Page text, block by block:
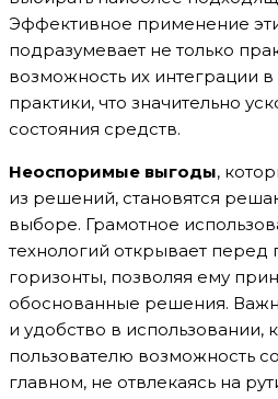
Эффективное применение
подразумевает не только
возможность их интеграции
практики, что значительно
состояния средств.
Неоспоримые выгоды,
из решений, становятся
выборе. Грамотное
технологий открывает перед
горизонты, позволяя ему
обоснованные решения.
и удобство в использовании,
пользователю возможность
главном, не отвлекаясь на